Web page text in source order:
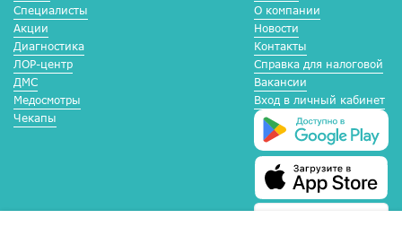
Специалисты
Акции
Диагностика
ЛОР-центр
ДМС
Медосмотры
Чекапы
О компании
Новости
Контакты
Справка для налоговой
Вакансии
Вход в личный кабинет